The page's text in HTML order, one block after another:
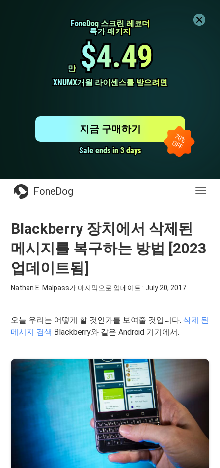
FoneDog 스크린 레코더
FoneDog 스크린 레코더
특가 패키지
특가 패키지
만
만 $4.49
$4.49
XNUMX개월 라이센스를 받으려면
XNUMX개월 라이센스를 받으려면
Sale ends in 3 days
Sale ends in 3 days
지금 구매하기
전
FoneDog
Blackberry 장치에서 삭제된
메시지를 복구하는 방법 [2023
업데이트됨]
Nathan E. Malpass가 마지막으로 업데이트 :July 20, 2017
오늘 우리는 어떻게 할 것인가를 보여줄 것입니다. 삭제 된
메시지 검색 Blackberry와 같은 Android 기기에서.